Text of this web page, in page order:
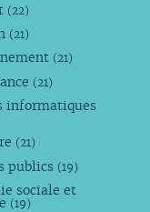
(22)
(21)
(21)
(21)
informatiques
(21)
publics (19)
sociale et
(19)